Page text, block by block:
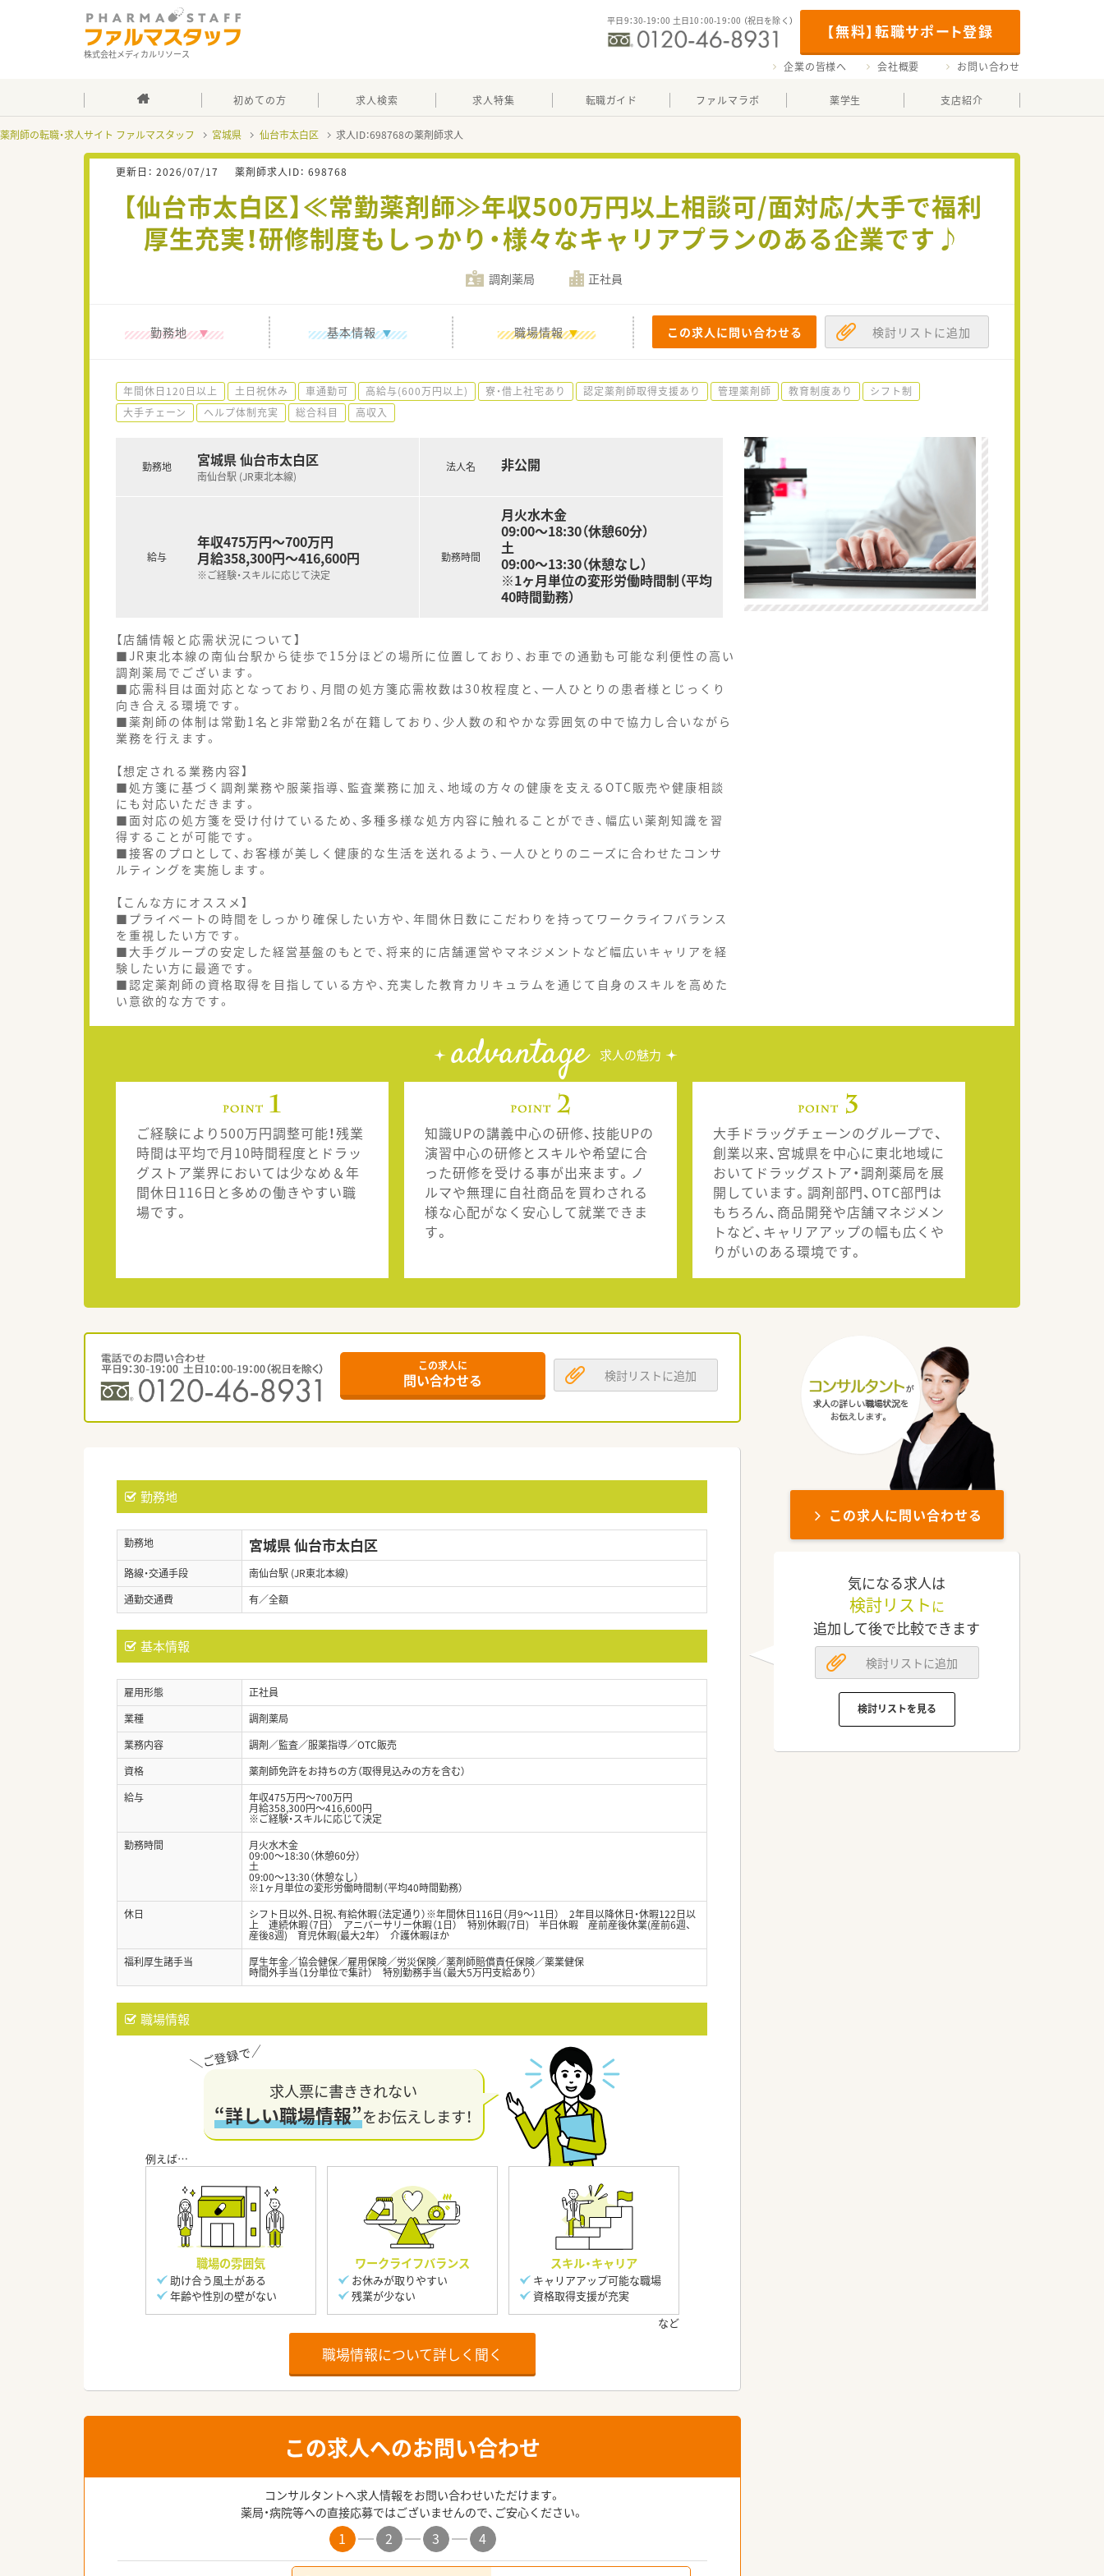
株式会社メディカルリソース
【無料】転職サポート登録
平日9：30-19：00 土日10：00-19：00 （祝日を除く）
企業の皆様へ 会社概要 お問い合わせ
初めての方 求人検索 求人特集 転職ガイド ファルマラボ 薬学生 支店紹介
薬剤師の転職・求人サイト ファルマスタッフ 宮城県 仙台市太白区 求人ID：698768の薬剤師求人
更新日： 2026/07/17 薬剤師求人ID： 698768
【仙台市太白区】≪常勤薬剤師≫年収500万円以上相談可/面対応/大手で福利
厚生充実！研修制度もしっかり・様々なキャリアプランのある企業です♪
調剤薬局 正社員
勤務地 基本情報 職場情報 この求人に問い合わせる 検討リストに追加
年間休日120日以上 土日祝休み 車通勤可 高給与(600万円以上) 寮・借上社宅あり 認定薬剤師取得支援あり 管理薬剤師 教育制度あり
シフト制
大手チェーン
ヘルプ体制充実 総合科目 高収入
勤務地 宮城県 仙台市太白区
南仙台駅 (JR東北本線)
給与
年収475万円～700万円
月給358,300円～416,600円
※ご経験・スキルに応じて決定
法人名 非公開
勤務時間
月火水木金
09:00～18:30（休憩60分）
土
09:00～13:30（休憩なし）
※1ヶ月単位の変形労働時間制（平均
40時間勤務）
【店舗情報と応需状況について】
■JR東北本線の南仙台駅から徒歩で15分ほどの場所に位置しており、お車での通勤も可能な利便性の高い
調剤薬局でございます。
■応需科目は面対応となっており、月間の処方箋応需枚数は30枚程度と、一人ひとりの患者様とじっくり
向き合える環境です。
■薬剤師の体制は常勤1名と非常勤2名が在籍しており、少人数の和やかな雰囲気の中で協力し合いながら
業務を行えます。
【想定される業務内容】
■処方箋に基づく調剤業務や服薬指導、監査業務に加え、地域の方々の健康を支えるOTC販売や健康相談
にも対応いただきます。
■面対応の処方箋を受け付けているため、多種多様な処方内容に触れることができ、幅広い薬剤知識を習
得することが可能です。
■接客のプロとして、お客様が美しく健康的な生活を送れるよう、一人ひとりのニーズに合わせたコンサ
ルティングを実施します。
【こんな方にオススメ】
■プライベートの時間をしっかり確保したい方や、年間休日数にこだわりを持ってワークライフバランス
を重視したい方です。
■大手グループの安定した経営基盤のもとで、将来的に店舗運営やマネジメントなど幅広いキャリアを経
験したい方に最適です。
■認定薬剤師の資格取得を目指している方や、充実した教育カリキュラムを通じて自身のスキルを高めた
い意欲的な方です。
advantage 求人の魅力
ご経験により500万円調整可能！残業
時間は平均で月10時間程度とドラッ
グストア業界においては少なめ＆年
間休日116日と多めの働きやすい職
場です。
知識UPの講義中心の研修、技能UPの
演習中心の研修とスキルや希望に合
った研修を受ける事が出来ます。ノ
ルマや無理に自社商品を買わされる
様な心配がなく安心して就業できま
す。
大手ドラッグチェーンのグループで、
創業以来、宮城県を中心に東北地域に
おいてドラッグストア・調剤薬局を展
開しています。調剤部門、OTC部門は
もちろん、商品開発や店舗マネジメン
トなど、キャリアアップの幅も広くや
りがいのある環境です。
この求人に
問い合わせる 検討リストに追加
勤務地
勤務地 宮城県 仙台市太白区
路線・交通手段
南仙台駅 (JR東北本線)
通勤交通費
有／全額
基本情報
雇用形態
正社員
業種
調剤薬局
業務内容
調剤／監査／服薬指導／OTC販売
資格
薬剤師免許をお持ちの方（取得見込みの方を含む）
給与
年収475万円～700万円
月給358,300円～416,600円
※ご経験・スキルに応じて決定
勤務時間
月火水木金
09:00～18:30（休憩60分）
土
09:00～13:30（休憩なし）
※1ヶ月単位の変形労働時間制（平均40時間勤務）
休日
シフト日以外、日祝、有給休暇（法定通り）※年間休日116日（月9～11日） 2年目以降休日・休暇122日以
上 連続休暇（7日） アニバーサリー休暇（1日） 特別休暇(7日) 半日休暇 産前産後休業(産前6週、
産後8週) 育児休暇(最大2年） 介護休暇ほか
福利厚生諸手当
厚生年金／協会健保／雇用保険／労災保険／薬剤師賠償責任保険／薬業健保
時間外手当（1分単位で集計） 特別勤務手当（最大5万円支給あり）
職場情報
求人票に書ききれない
“詳しい職場情報”をお伝えします！
職場の雰囲気
助け合う風土がある
年齢や性別の壁がない
ワークライフバランス
お休みが取りやすい
残業が少ない
スキル・キャリア
キャリアアップ可能な職場
資格取得支援が充実
職場情報について詳しく聞く
この求人へのお問い合わせ
コンサルタントへ求人情報をお問い合わせいただけます。
薬局・病院等への直接応募ではございませんので、ご安心ください。
1 2 3 4
この求人に問い合わせる
気になる求人は
検討リスト に
追加して後で比較できます
検討リストに追加
検討リストを見る